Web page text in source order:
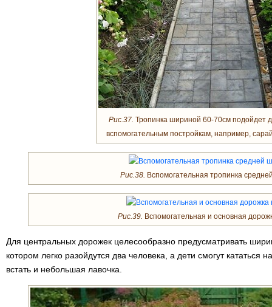
Рис.37. Тропинка шириной 60-70см подойдет
вспомогательным постройкам, например,
Рис.38. Вспомогательная тропинка
Рис.39. Вспомогательная и основная
Для центральных дорожек целесообразно предусматривать
котором легко разойдутся два человека, а дети смогут кататься
встать и небольшая лавочка.